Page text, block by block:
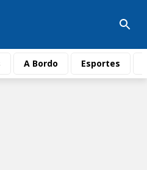
A Bordo Esportes